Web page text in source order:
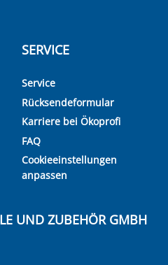
SERVICE
Service
Rücksendeformular
Karriere bei Ökoprofi
FAQ
Cookieeinstellungen
anpassen
UND ZUBEHÖR GMBH